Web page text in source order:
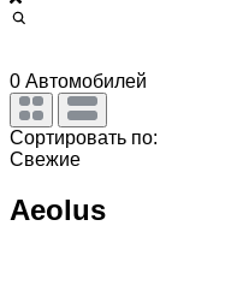
0 Автомобилей
Сортировать по:
Свежие
Aeolus